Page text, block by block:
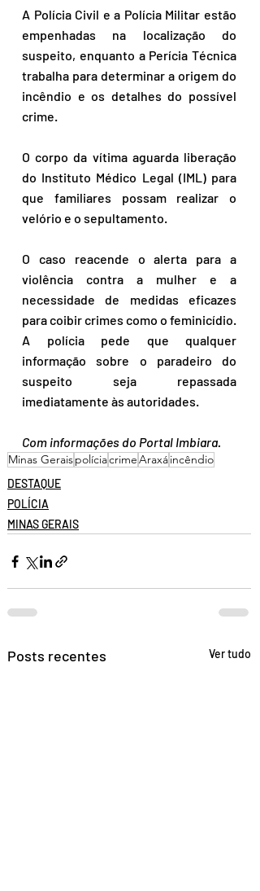
A Polícia Civil e a Polícia Militar estão
empenhadas na localização do
suspeito, enquanto a Perícia Técnica
trabalha para determinar a origem do
incêndio e os detalhes do possível
crime.
O corpo da vítima aguarda liberação
do Instituto Médico Legal (IML) para
que familiares possam realizar o
velório e o sepultamento.
O caso reacende o alerta para a
violência contra a mulher e a
necessidade de medidas eficazes
para coibir crimes como o feminicídio.
A polícia pede que qualquer
informação sobre o paradeiro do
suspeito seja repassada
imediatamente às autoridades.
Com informações do Portal Imbiara.
Minas GeraispolíciacrimeAraxáincêndio
DESTAQUE
POLÍCIA
MINAS GERAIS
Posts recentes Ver tudo